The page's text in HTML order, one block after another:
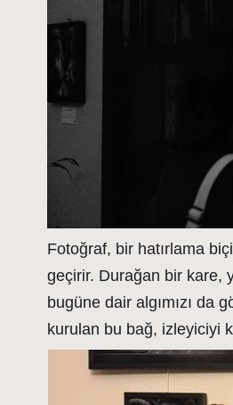
Fotoğraf, bir hatırlama
geçirir. Durağan bir kare,
bugüne dair algımızı da
kurulan bu bağ, izleyiciyi